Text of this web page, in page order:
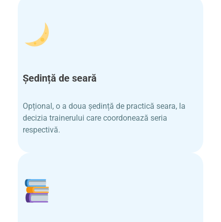
Ședință de seară​
Opțional, o a doua ședință de practică seara, la
decizia trainerului care coordonează seria
respectivă.